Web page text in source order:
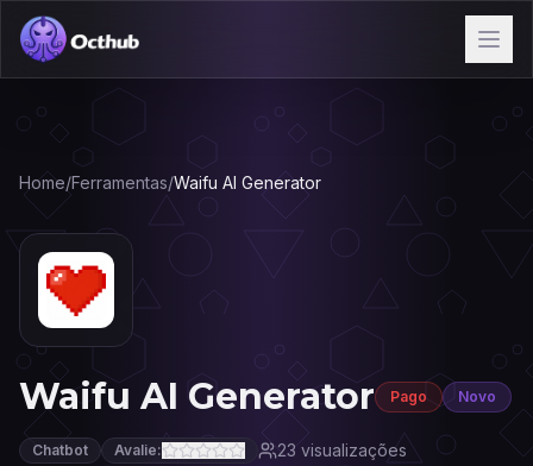
Home/Ferramentas/Waifu AI Generator
Waifu AI Generator Pago Novo
Chatbot Avalie: 23visualizações